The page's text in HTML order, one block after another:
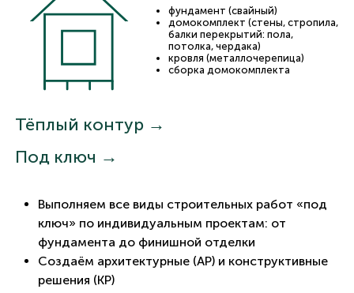
фундамент (свайный)
домокомплект (стены, стропила,
балки перекрытий: пола,
потолка, чердака)
кровля (металлочерепица)
сборка домокомплекта
Тёплый контур →
Под ключ →
Выполняем все виды строительных работ «под
ключ» по индивидуальным проектам: от
фундамента до финишной отделки
Создаём архитектурные (АР) и конструктивные
решения (КР)